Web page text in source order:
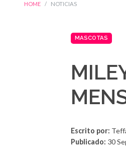
HOME NOTICIAS
MASCOTAS
Escrito por:
Publicado: 30